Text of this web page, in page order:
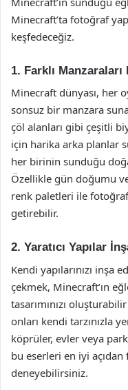
Minecraft’ta fotoğraf
keşfedeceğiz.
1. Farklı
Minecraft dünyası, her
sonsuz bir manzara
çöl alanları gibi çeşitli
için harika arka planlar
her birinin sunduğu
Özellikle gün doğumu
renk paletleri ile
getirebilir.
2. Yaratıcı Yapılar
Kendi yapılarınızı inşa
çekmek, Minecraft’ın
tasarımınızı
onları kendi tarzınızla
köprüler, evler veya
bu eserleri en iyi
deneyebilirsiniz.